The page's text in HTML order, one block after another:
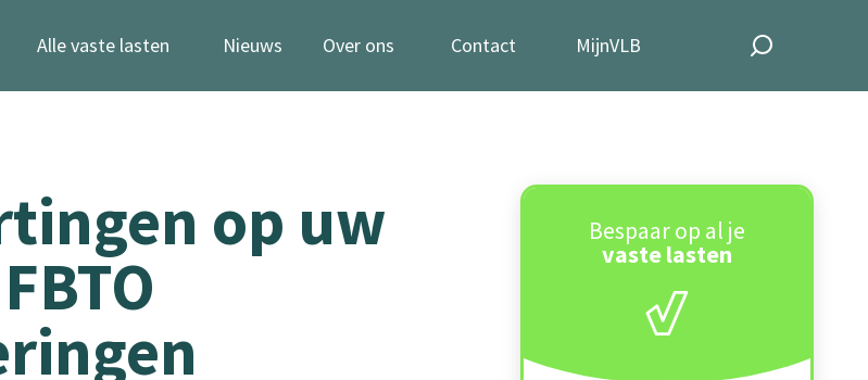
Alle vaste lasten Nieuws Over ons Contact MijnVLB
Bespaar op al je
vaste lasten
op uw